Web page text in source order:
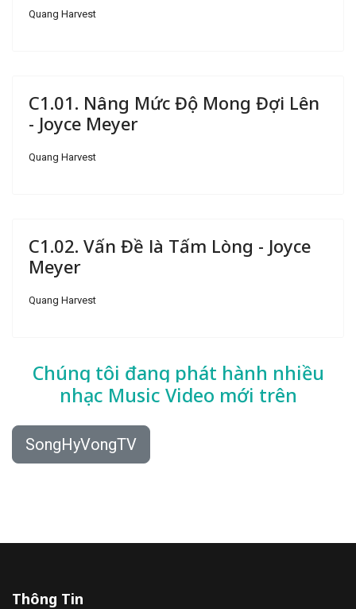
Quang Harvest
C1.01. Nâng Mức Độ Mong Đợi Lên
- Joyce Meyer
Quang Harvest
C1.02. Vấn Đề là Tấm Lòng - Joyce
Meyer
Quang Harvest
Chúng tôi đang phát hành nhiều
nhạc Music Video mới trên
SongHyVongTV
Thông Tin